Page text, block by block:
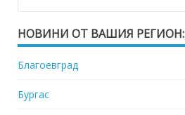
НОВИНИ ОТ ВАШИЯ РЕГИОН:
Благоевград
Бургас